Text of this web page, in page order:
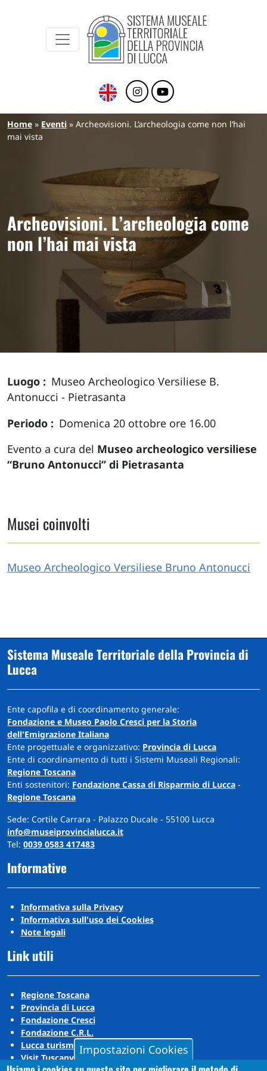
Sistema Museale Territoriale della
Briciole di pane
Home Eventi
Archeovisioni. L’archeologia come non l’hai
mai vista
Archeovisioni. L’archeologia come
non l’hai mai vista
Luogo
Museo Archeologico Versiliese B.
Antonucci - Pietrasanta
Periodo
Domenica 20 ottobre ore 16.00
Evento a cura del Museo archeologico versiliese
“Bruno Antonucci” di Pietrasanta
Musei coinvolti
Museo Archeologico Versiliese Bruno Antonucci
Sistema Museale Territoriale della Provincia di
Lucca
Ente capofila e di coordinamento generale:
Fondazione e Museo Paolo Cresci per la Storia
dell'Emigrazione Italiana
Ente progettuale e organizzativo: Provincia di Lucca
Ente di coordinamento di tutti i Sistemi Museali Regionali:
Regione Toscana
Enti sostenitori: Fondazione Cassa di Risparmio di Lucca -
Regione Toscana
Sede: Cortile Carrara - Palazzo Ducale - 55100 Lucca
info@museiprovincialucca.it
Tel: 0039 0583 417483
Informative
Informativa sulla Privacy
Informativa sull'uso dei Cookies
Note legali
Link utili
Regione Toscana
Provincia di Lucca
Fondazione Cresci
Fondazione C.R.L.
Lucca turismo
Visit Tuscany
Impostazioni Cookies